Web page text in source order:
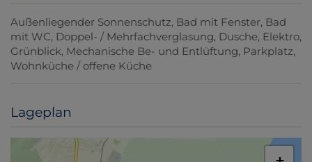
Außenliegender Sonnenschutz Bad mit Fenster Bad
mit WC Doppel- / Mehrfachverglasung Dusche Elektro
Grünblick Mechanische Be- und Entlüftung Parkplatz
Wohnküche / offene Küche
Lageplan